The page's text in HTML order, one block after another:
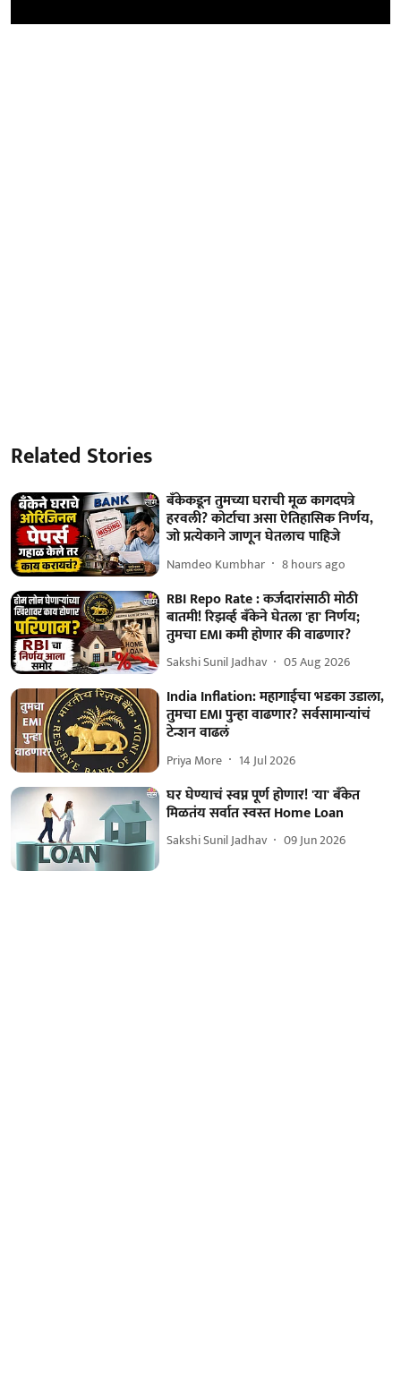
Related Stories
बँकेकडून तुमच्या घराची मूळ कागदपत्रे
हरवली? कोर्टाचा असा ऐतिहासिक निर्णय,
जो प्रत्येकाने जाणून घेतलाच पाहिजे
Namdeo Kumbhar 8 hours ago
RBI Repo Rate : कर्जदारांसाठी मोठी
बातमी! रिझर्व्ह बँकेने घेतला 'हा' निर्णय;
तुमचा EMI कमी होणार की वाढणार?
Sakshi Sunil Jadhav 05 Aug 2026
India Inflation: महागाईचा भडका उडाला,
तुमचा EMI पुन्हा वाढणार? सर्वसामान्यांचं
टेन्शन वाढलं
Priya More 14 Jul 2026
घर घेण्याचं स्वप्न पूर्ण होणार! 'या' बँकेत
मिळतंय सर्वात स्वस्त Home Loan
Sakshi Sunil Jadhav 09 Jun 2026